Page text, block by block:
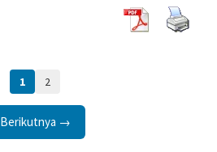
1 2
Berikutnya →